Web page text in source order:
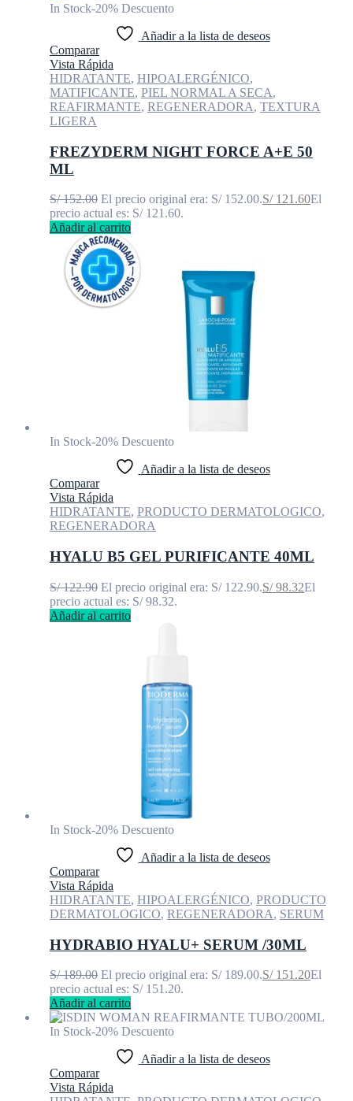
In Stock-20% Descuento
Añadir a la lista de deseos
Comparar
Vista Rápida
HIDRATANTE, HIPOALERGÉNICO,
MATIFICANTE, PIEL NORMAL A SECA,
REAFIRMANTE, REGENERADORA, TEXTURA
LIGERA
FREZYDERM NIGHT FORCE A+E 50
ML
S/152.00 El precio original era: S/ 152.00.S/121.60El
precio actual es: S/ 121.60.
Añadir al carrito
In Stock-20% Descuento
Añadir a la lista de deseos
Comparar
Vista Rápida
HIDRATANTE, PRODUCTO DERMATOLOGICO,
REGENERADORA
HYALU B5 GEL PURIFICANTE 40ML
S/122.90 El precio original era: S/ 122.90.S/98.32El
precio actual es: S/ 98.32.
Añadir al carrito
In Stock-20% Descuento
Añadir a la lista de deseos
Comparar
Vista Rápida
HIDRATANTE, HIPOALERGÉNICO, PRODUCTO
DERMATOLOGICO, REGENERADORA, SERUM
HYDRABIO HYALU+ SERUM /30ML
S/189.00 El precio original era: S/ 189.00.S/151.20El
precio actual es: S/ 151.20.
Añadir al carrito
In Stock-20% Descuento
Añadir a la lista de deseos
Comparar
Vista Rápida